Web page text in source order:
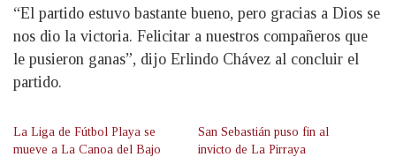
“El partido estuvo bastante bueno, pero gracias a Dios se
nos dio la victoria. Felicitar a nuestros compañeros que
le pusieron ganas”, dijo Erlindo Chávez al concluir el
partido.
La Liga de Fútbol Playa se
mueve a La Canoa del Bajo
San Sebastián puso fin al
invicto de La Pirraya